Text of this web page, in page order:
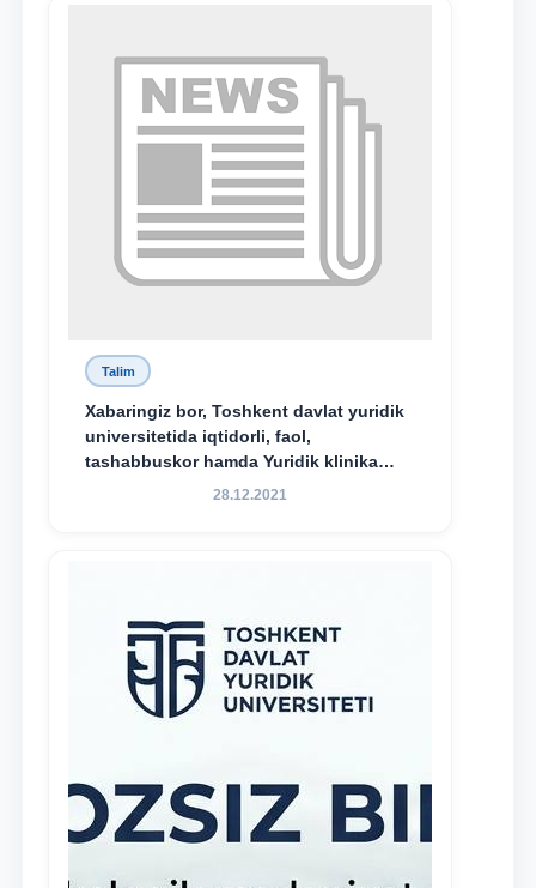
bo‘ldi.
Talim
Xabaringiz bor, Toshkent davlat yuridik
universitetida iqtidorli, faol,
tashabbuskor hamda Yuridik klinika
faoliyatida o‘z bilim va ko‘nikmalarini
28.12.2021